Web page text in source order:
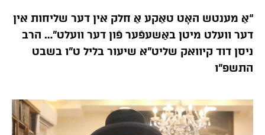
“אַ מענטש האָט טאַקע אַ חלק אין דער שליחות אין
דער וועלט מיטן באַשעפֿער פֿון דער וועלט”… הרב
ניסן דוד קיוואק שליט”א שיעור בליל ט”ו בשבט
התשפ”ו